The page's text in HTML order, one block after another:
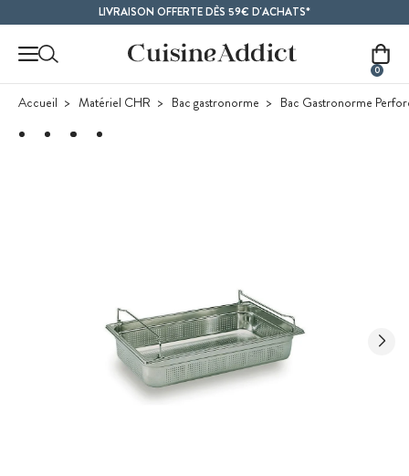
LIVRAISON OFFERTE DÈS 59€ D'ACHATS*
0
Accueil Matériel CHR Bac gastronorme Bac Gastronorme